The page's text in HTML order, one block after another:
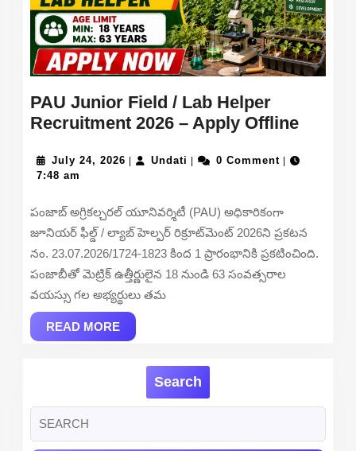
PAU Junior Field / Lab Helper
Recruitment 2026 – Apply OfflinePAU
Field
Helper
July 24, 2026 July
| Undati Undati
| 0 Comment |
7:48 am
పంజాబ్ అగ్రికల్చరల్ యూనివర్శిటీ (PAU) అధికారికంగా
జూనియర్ ఫీల్డ్ / ల్యాబ్ హెల్పర్ రిక్రూట్‌మెంట్ 2026ని ప్రకటన
నం. 23.07.2026/1724-1823 కింద 1 ప్రారంభానికి ప్రకటించింది.
పంజాబీతో మెట్రిక్ ఉత్తీర్ణులైన 18 నుండి 63 సంవత్సరాల
వయస్సు గల అభ్యర్థులు తమ
READ MOREREAD
MORE
Search
for: